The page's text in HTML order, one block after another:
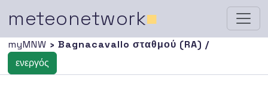
meteonetwork■
myMNW › Bagnacavallo σταθμού (RA) /
ενεργός